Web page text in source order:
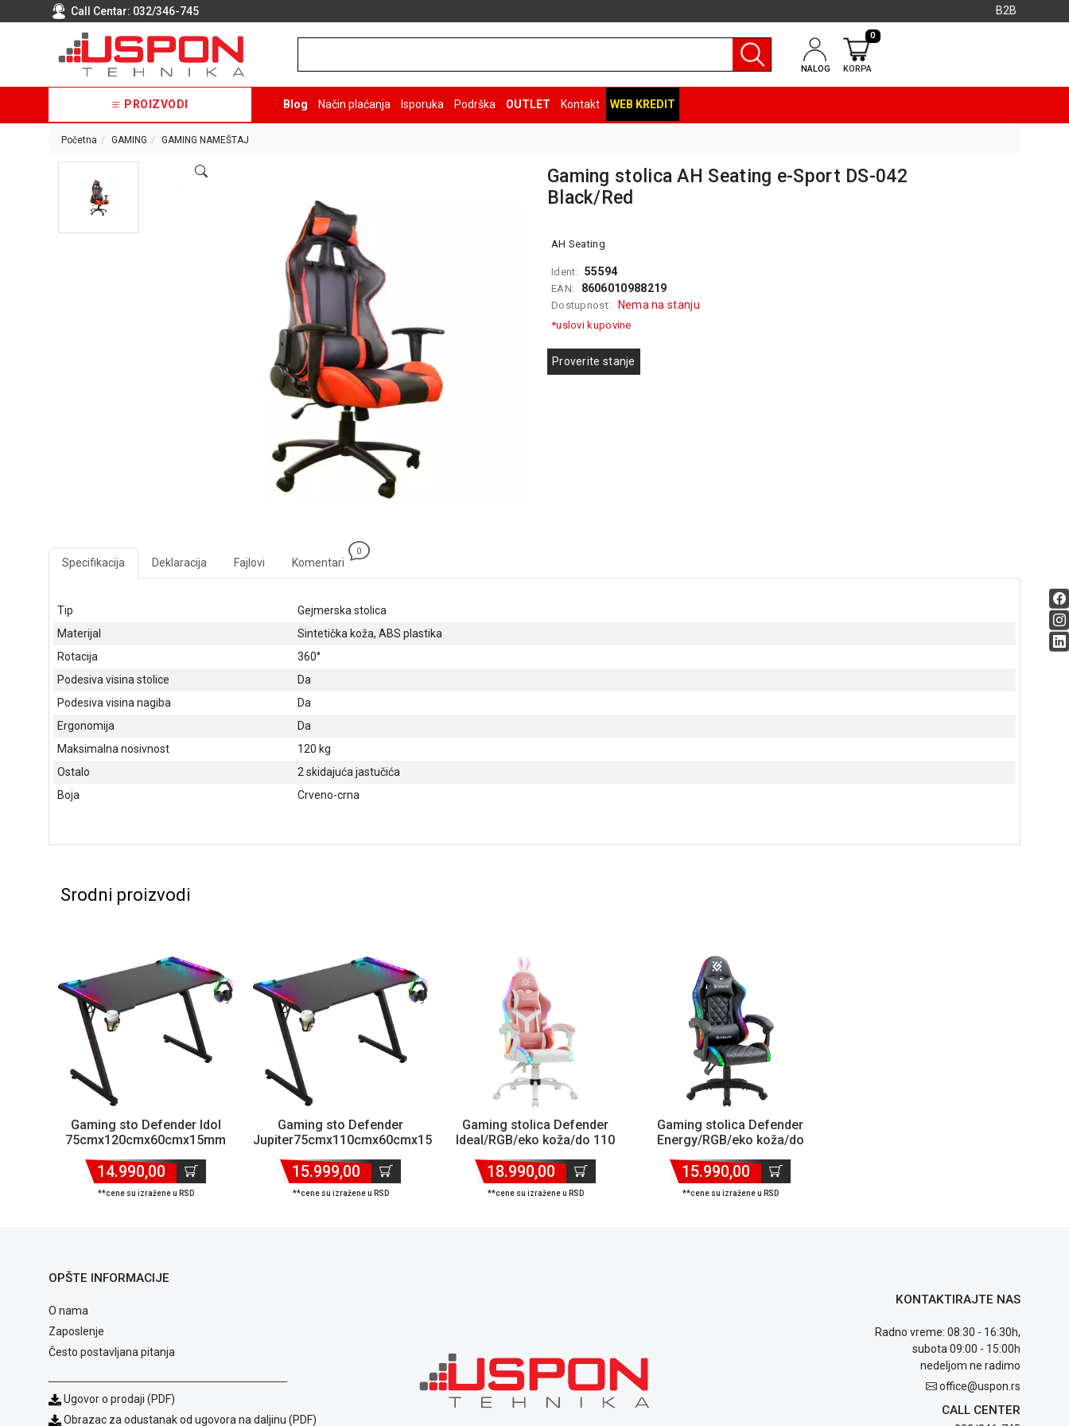
Call Centar: 032/346-745 B2B
NALOG KORPA
0
PROIZVODI Blog Način plaćanja Isporuka Podrška OUTLET Kontakt WEB KREDIT
Početna GAMING GAMING NAMEŠTAJ
Gaming stolica AH Seating e-Sport DS-042
Black/Red
AH Seating
Ident: 55594
EAN: 8606010988219
Dostupnost: Nema na stanju
*uslovi kupovine
Proverite stanje
Specifikacija Deklaracija Fajlovi Komentari
0
Tip
Gejmerska stolica
Materijal
Sintetička koža, ABS plastika
Rotacija
360°
Podesiva visina stolice
Da
Podesiva visina nagiba
Da
Ergonomija
Da
Maksimalna nosivnost
120 kg
Ostalo
2 skidajuća jastučića
Boja
Crveno-crna
Srodni proizvodi
Gaming sto Defender Idol
75cmx120cmx60cmx15mm
14.990,00
**cene su izražene u RSD
Gaming sto Defender
Jupiter75cmx110cmx60cmx15mm/Backlight/držač
15.999,00
**cene su izražene u RSD
Gaming stolica Defender
Ideal/RGB/eko koža/do 110
18.990,00
**cene su izražene u RSD
Gaming stolica Defender
Energy/RGB/eko koža/do
15.990,00
**cene su izražene u RSD
OPŠTE INFORMACIJE
O nama
Zaposlenje
Često postavljana pitanja
Ugovor o prodaji (PDF)
Obrazac za odustanak od ugovora na daljinu (PDF)
KONTAKTIRAJTE NAS
Radno vreme: 08:30 - 16:30h,
subota 09:00 - 15:00h
nedeljom ne radimo
office@uspon.rs
CALL CENTER